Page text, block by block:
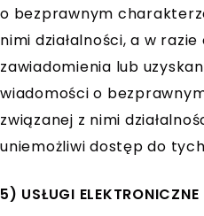
o bezprawnym
nimi działalności, a w
zawiadomienia lub
wiadomości o
związanej z nimi
uniemożliwi dostęp do
5) USŁUGI